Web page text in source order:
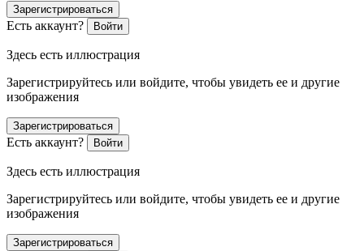
Зарегистрироваться
Есть аккаунт? Войти
Здесь есть иллюстрация
Зарегистрируйтесь или войдите, чтобы увидеть ее и другие
изображения
Зарегистрироваться
Есть аккаунт? Войти
Здесь есть иллюстрация
Зарегистрируйтесь или войдите, чтобы увидеть ее и другие
изображения
Зарегистрироваться